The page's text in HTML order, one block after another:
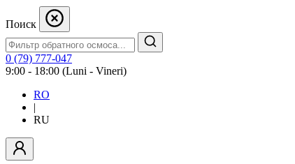
Поиск
0 (79) 777-047
9:00 - 18:00 (Luni - Vineri)
RO
|
RU